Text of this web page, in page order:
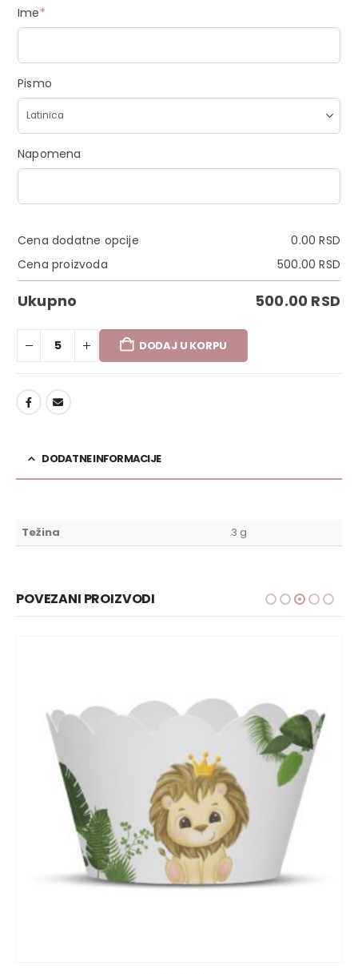
Ime*
Pismo
Napomena
Cena dodatne opcije 0.00RSD
Cena proizvoda
500.00RSD
Ukupno 500.00 RSD
DODAJ U KORPU
DODATNE INFORMACIJE
Težina 3 g
POVEZANI PROIZVODI